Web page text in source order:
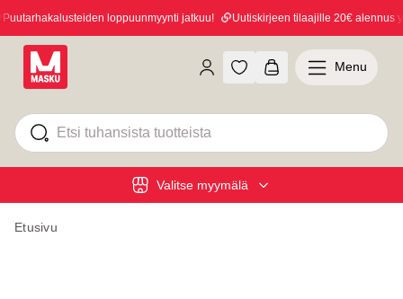
loppuunmyynti jatkuu! Uutiskirjeen tilaajille 20€ alennus yli
Valitse myymälä
Menu
Etusivu